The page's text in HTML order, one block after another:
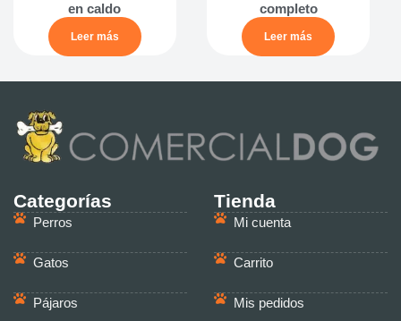
en caldo
Leer más
completo
Leer más
Categorías
Perros
Gatos
Pájaros
Tienda
Mi cuenta
Carrito
Mis pedidos